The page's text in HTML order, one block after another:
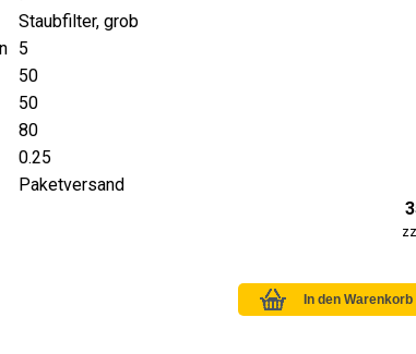
Staubfilter, grob
5
50
50
80
0.25
Paketversand